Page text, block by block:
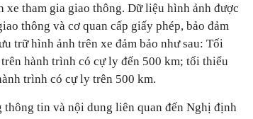
tham gia giao thông. Dữ liệu hình ảnh được
thông và cơ quan cấp giấy phép, bảo đảm
trữ hình ảnh trên xe đảm bảo như sau: Tối
hành trình có cự ly đến 500 km; tối thiểu
trình có cự ly trên 500 km.
thông tin và nội dung liên quan đến Nghị định